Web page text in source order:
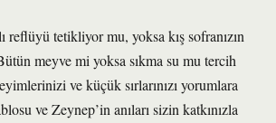
reflüyü tetikliyor mu, yoksa kış sofranızın
meyve mi yoksa sıkma su mu tercih
ve küçük sırlarınızı yorumlara
ve Zeynep’in anıları sizin katkınızla